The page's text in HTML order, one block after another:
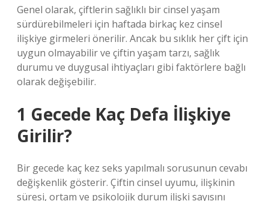
Genel olarak, çiftlerin sağlıklı bir cinsel yaşam
sürdürebilmeleri için haftada birkaç kez cinsel
ilişkiye girmeleri önerilir. Ancak bu sıklık her çift için
uygun olmayabilir ve çiftin yaşam tarzı, sağlık
durumu ve duygusal ihtiyaçları gibi faktörlere bağlı
olarak değişebilir.
1 Gecede Kaç Defa İlişkiye
Girilir?
Bir gecede kaç kez seks yapılmalı sorusunun cevabı
değişkenlik gösterir. Çiftin cinsel uyumu, ilişkinin
süresi, ortam ve psikolojik durum ilişki sayısını